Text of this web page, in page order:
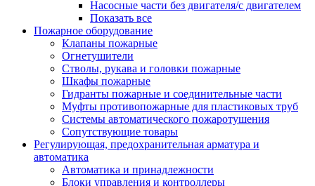
Насосные части без двигателя/с двигателем
Показать все
Пожарное оборудование
Клапаны пожарные
Огнетушители
Стволы, рукава и головки пожарные
Шкафы пожарные
Гидранты пожарные и соединительные части
Муфты противопожарные для пластиковых труб
Системы автоматического пожаротушения
Сопутствующие товары
Регулирующая, предохранительная арматура и
автоматика
Автоматика и принадлежности
Блоки управления и контроллеры